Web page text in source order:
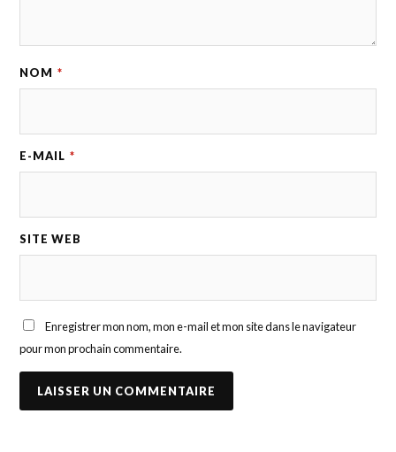
NOM *
E-MAIL *
SITE WEB
Enregistrer mon nom, mon e-mail et mon site dans le navigateur
pour mon prochain commentaire.